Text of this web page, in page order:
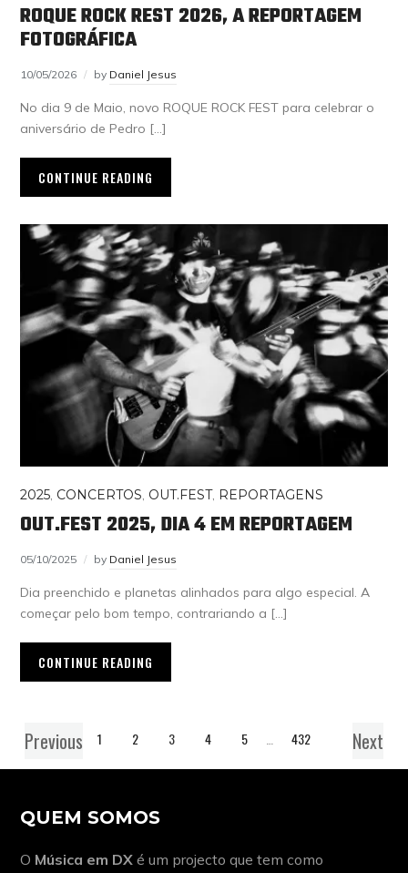
ROQUE ROCK REST 2026, A REPORTAGEM
FOTOGRÁFICA
10/05/2026 by Daniel Jesus
No dia 9 de Maio, novo ROQUE ROCK FEST para celebrar o
aniversário de Pedro […]
CONTINUE READING
2025 CONCERTOS OUT.FEST, REPORTAGENS
OUT.FEST 2025, DIA 4 EM REPORTAGEM
05/10/2025 by Daniel Jesus
Dia preenchido e planetas alinhados para algo especial. A
começar pelo bom tempo, contrariando a […]
CONTINUE READING
Previous 1 2 3 4 5 432 Next
QUEM SOMOS
O Música em DX é um projecto que tem como